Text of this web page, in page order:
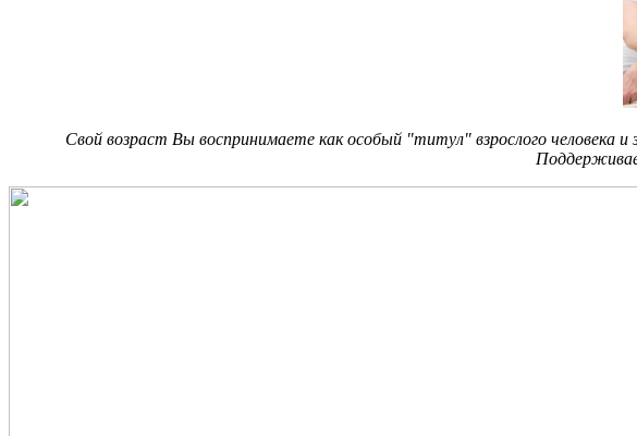
Свой возраст Вы воспринимаете как особый "титул" взрослого